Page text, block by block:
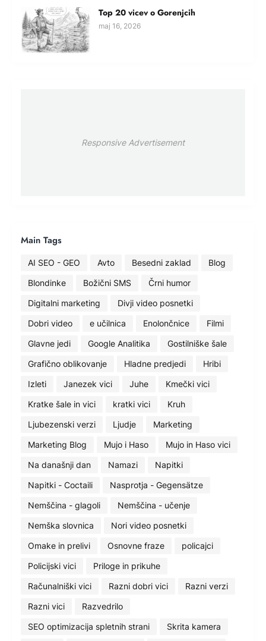
Top 20 vicev o Gorenjcih
maj 16, 2026
Responsive Advertisement
Main Tags
AI SEO - GEO Avto Besedni zaklad
Blog
Blondinke
Božični SMS
Črni humor
Digitalni marketing
Divji video posnetki
Dobri video
e učilnica Enolončnice
Filmi
Glavne jedi
Google Analitika
Gostilniške šale
Grafično oblikovanje
Hladne predjedi
Hribi
Izleti
Janezek vici Juhe
Kmečki vici
Kratke šale in vici
kratki vici
Kruh
Ljubezenski verzi
Ljudje
Marketing
Marketing Blog
Mujo i Haso
Mujo in Haso vici
Na današnji dan
Namazi
Napitki
Napitki - Coctaili
Nasprotja - Gegensätze
Nemščina - glagoli
Nemščina - učenje
Nemška slovnica
Nori video posnetki
Omake in prelivi
Osnovne fraze
policajci
Policijski vici
Priloge in prikuhe
Računalniški vici
Razni dobri vici
Razni verzi
Razni vici
Razvedrilo
SEO optimizacija spletnih strani
Skrita kamera